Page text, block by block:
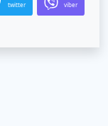
twitter viber